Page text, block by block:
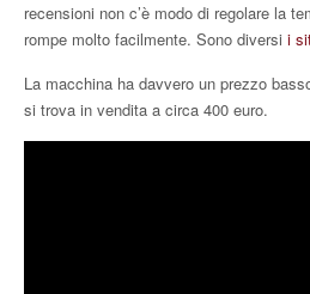
recensioni non c’è modo di regolare la
rompe molto facilmente. Sono diversi i
La macchina ha davvero un prezzo
si trova in vendita a circa 400 euro.